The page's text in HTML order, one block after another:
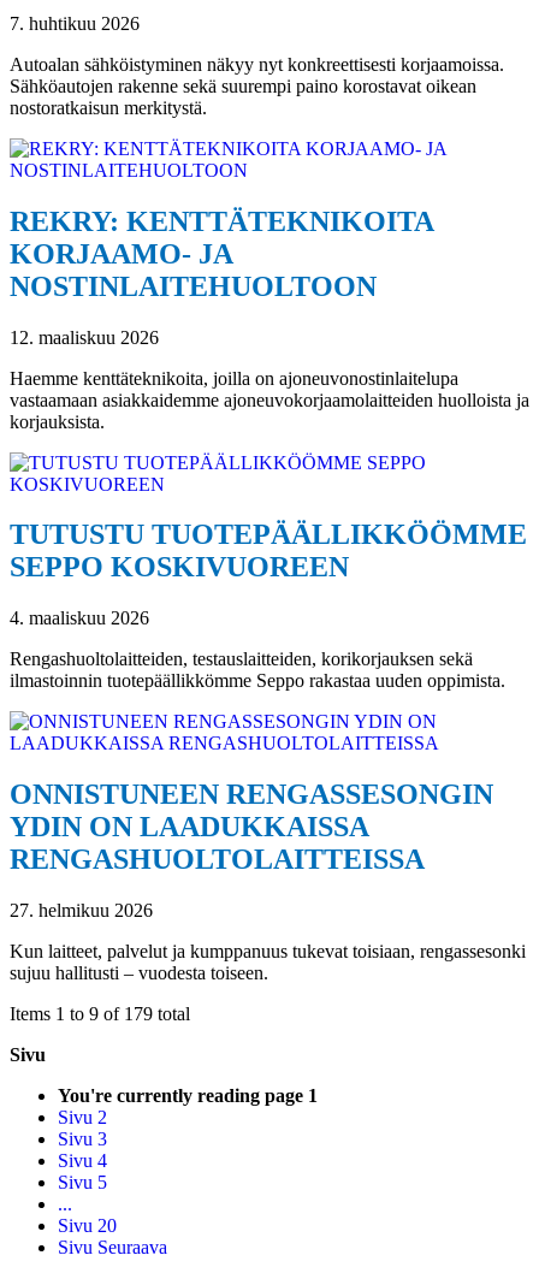
7. huhtikuu 2026
Autoalan sähköistyminen näkyy nyt konkreettisesti korjaamoissa.
Sähköautojen rakenne sekä suurempi paino korostavat oikean
nostoratkaisun merkitystä.
REKRY: KENTTÄTEKNIKOITA
KORJAAMO- JA
NOSTINLAITEHUOLTOON
12. maaliskuu 2026
Haemme kenttäteknikoita, joilla on ajoneuvonostinlaitelupa
vastaamaan asiakkaidemme ajoneuvokorjaamolaitteiden huolloista ja
korjauksista.
TUTUSTU TUOTEPÄÄLLIKKÖÖMME
SEPPO KOSKIVUOREEN
4. maaliskuu 2026
Rengashuoltolaitteiden, testauslaitteiden, korikorjauksen sekä
ilmastoinnin tuotepäällikkömme Seppo rakastaa uuden oppimista.
ONNISTUNEEN RENGASSESONGIN
YDIN ON LAADUKKAISSA
RENGASHUOLTOLAITTEISSA
27. helmikuu 2026
Kun laitteet, palvelut ja kumppanuus tukevat toisiaan, rengassesonki
sujuu hallitusti – vuodesta toiseen.
Items 1 to 9 of 179 total
Sivu
You're currently reading page 1
Sivu 2
Sivu 3
Sivu 4
Sivu 5
...
Sivu 20
Sivu Seuraava